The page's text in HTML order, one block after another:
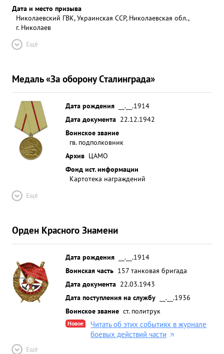
Дата и место призыва
Николаевский ГВК, Украинская ССР, Николаевская обл.,
г. Николаев
Ещё
Медаль «За оборону Сталинграда»
Дата рождения
__.__.1914
Дата документа 22.12.1942
Воинское звание
гв. подполковник
Архив ЦАМО
Фонд ист. информации
Картотека награждений
Ещё
Орден Красного Знамени
Дата рождения
__.__.1914
Воинская часть 157 танковая бригада
Дата документа 22.03.1943
Дата поступления на службу
__.__.1936
Воинское звание ст. политрук
Новое
Читать об этих событиях в журнале
боевых действий части
Ещё